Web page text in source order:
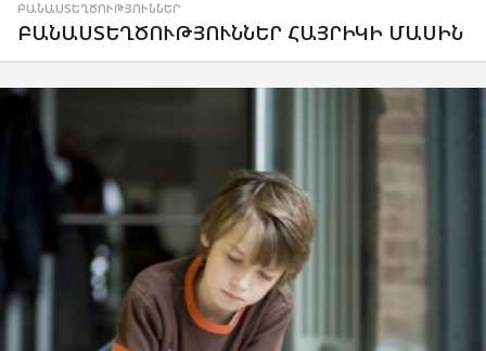
ԲԱՆԱՍՏԵՂԾՈՒԹՅՈՒՆՆԵՐ
ԲԱՆԱՍՏԵՂԾՈՒԹՅՈՒՆՆԵՐ ՀԱՅՐԻԿԻ ՄԱՍԻՆ